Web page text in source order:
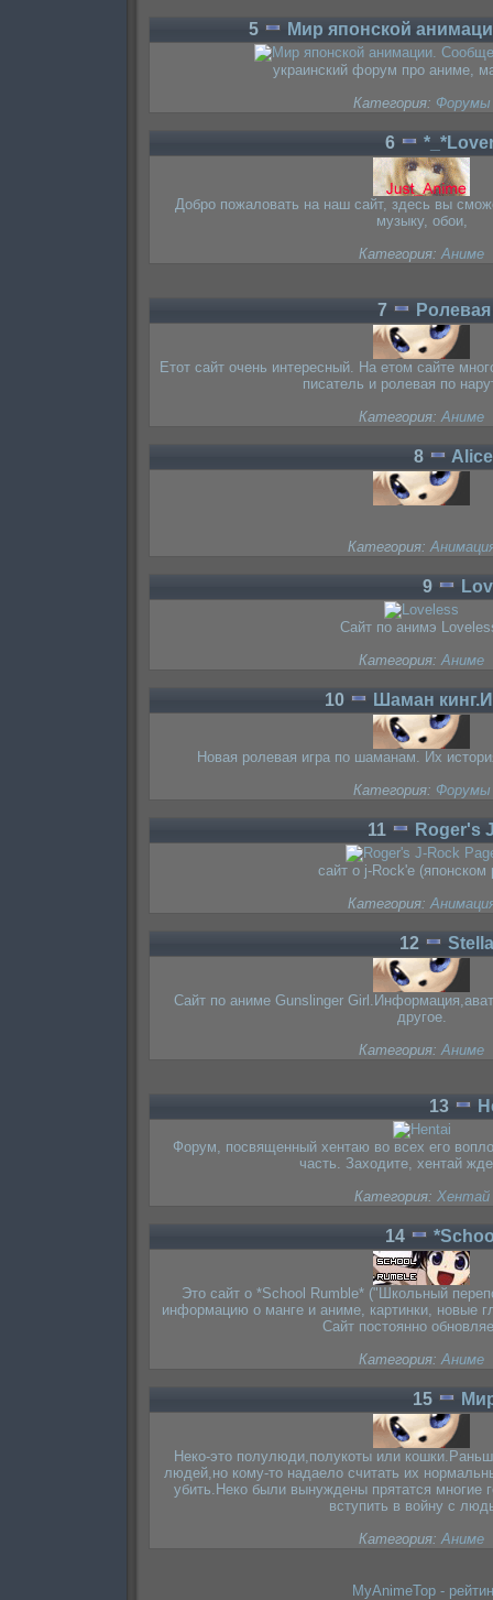
5 Мир японской
украинский форум про аниме,
Категория: Форумы
6
Добро пожаловать на наш сайт, здесь вы
музыку, обои,
Категория:Аниме
7
Етот сайт очень интересный. На етом сайте
писатель и ролевая по
Категория:Аниме
8
Категория:
9
Сайт по анимэ
Категория:Аниме
10 Шаман
Новая ролевая игра по шаманам. Их
Категория: Форумы
11 Roger's
сайт о j-Rock'е (японском
Категория:
12
Сайт по аниме Gunslinger
другое.
Категория:Аниме
13
Форум, посвященный хентаю во всех его
часть. Заходите, хентай
Категория: Хентай
14
Это сайт о *School Rumble* ("Школьный
информацию о манге и аниме, картинки, новые
Сайт постоянно
Категория:Аниме
15
Неко-это полулюди,полукоты или
людей,но кому-то надаело считать их
убить.Неко были вынуждены прятатся многие
вступить в войну с
Категория:Аниме
MyAnimeTop -